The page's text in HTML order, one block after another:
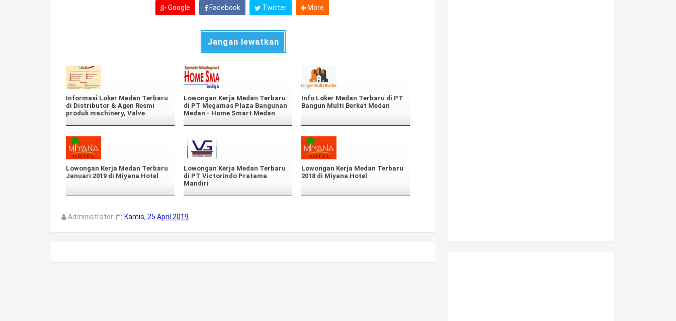
Google Facebook Twitter More
Jangan lewatkan
Informasi Loker Medan Terbaru
di Distributor & Agen Resmi
produk machinery, Valve
Lowongan Kerja Medan Terbaru
di PT Megamas Plaza Bangunan
Medan - Home Smart Medan
Info Loker Medan Terbaru di PT
Bangun Multi Berkat Medan
Lowongan Kerja Medan Terbaru
Januari 2019 di Miyana Hotel
Lowongan Kerja Medan Terbaru
di PT Victorindo Pratama
Mandiri
Lowongan Kerja Medan Terbaru
2018 di Miyana Hotel
Administrator Kamis, 25 April 2019